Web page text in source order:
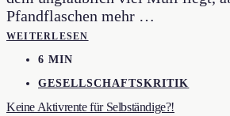
WEITERLESEN
6 MIN
GESELLSCHAFTSKRITIK
Keine Aktivrente für Selbständige?!